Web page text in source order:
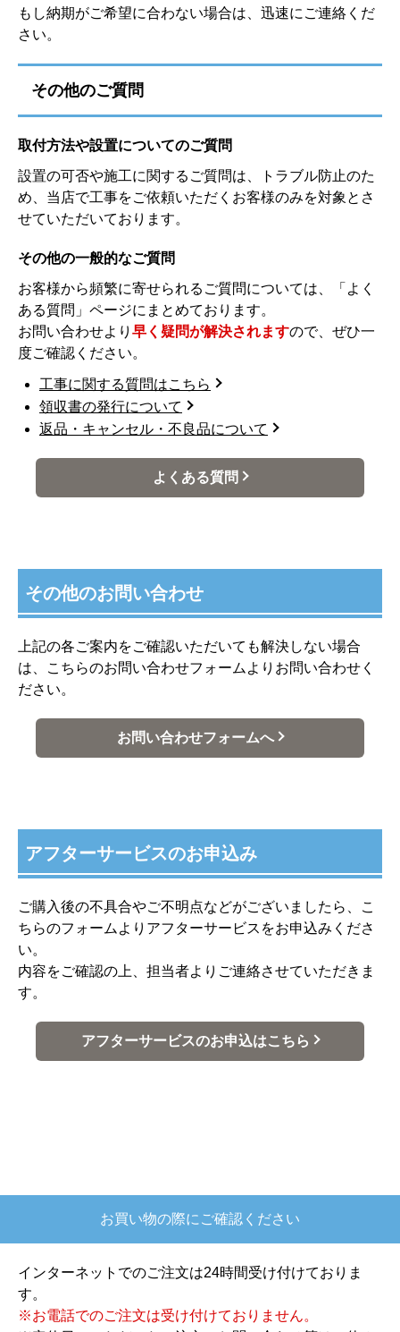
もし納期がご希望に合わない場合は、迅速にご連絡くだ
さい。
その他のご質問
取付方法や設置についてのご質問
設置の可否や施工に関するご質問は、トラブル防止のた
め、当店で工事をご依頼いただくお客様のみを対象とさ
せていただいております。
その他の一般的なご質問
お客様から頻繁に寄せられるご質問については、「よく
ある質問」ページにまとめております。
お問い合わせより 早く疑問が解決されますので、ぜひ一
度ご確認ください。
工事に関する質問はこちら
領収書の発行について
返品・キャンセル・不良品について
よくある質問
その他のお問い合わせ
上記の各ご案内をご確認いただいても解決しない場合
は、こちらのお問い合わせフォームよりお問い合わせく
ださい。
お問い合わせフォームへ
アフターサービスのお申込み
ご購入後の不具合やご不明点などがございましたら、こ
ちらのフォームよりアフターサービスをお申込みくださ
い。
内容をご確認の上、担当者よりご連絡させていただきま
す。
アフターサービスのお申込はこちら
お買い物の際にご確認ください
インターネットでのご注文は24時間受け付けておりま
す。
※お電話でのご注文は受け付けておりません。